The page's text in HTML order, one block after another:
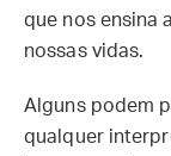
que nos ensina
nossas vidas.
Alguns podem
qualquer